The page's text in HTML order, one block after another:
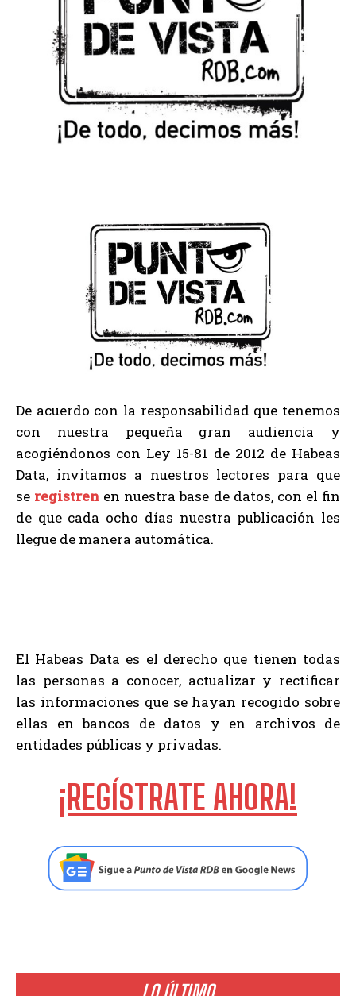
De acuerdo con la responsabilidad que tenemos
con nuestra pequeña gran audiencia y
acogiéndonos con Ley 15-81 de 2012 de Habeas
Data, invitamos a nuestros lectores para que
se registren en nuestra base de datos, con el fin
de que cada ocho días nuestra publicación les
llegue de manera automática.
El Habeas Data es el derecho que tienen todas
las personas a conocer, actualizar y rectificar
las informaciones que se hayan recogido sobre
ellas en bancos de datos y en archivos de
entidades públicas y privadas.
¡REGÍSTRATE AHORA!
LO ÚLTIMO